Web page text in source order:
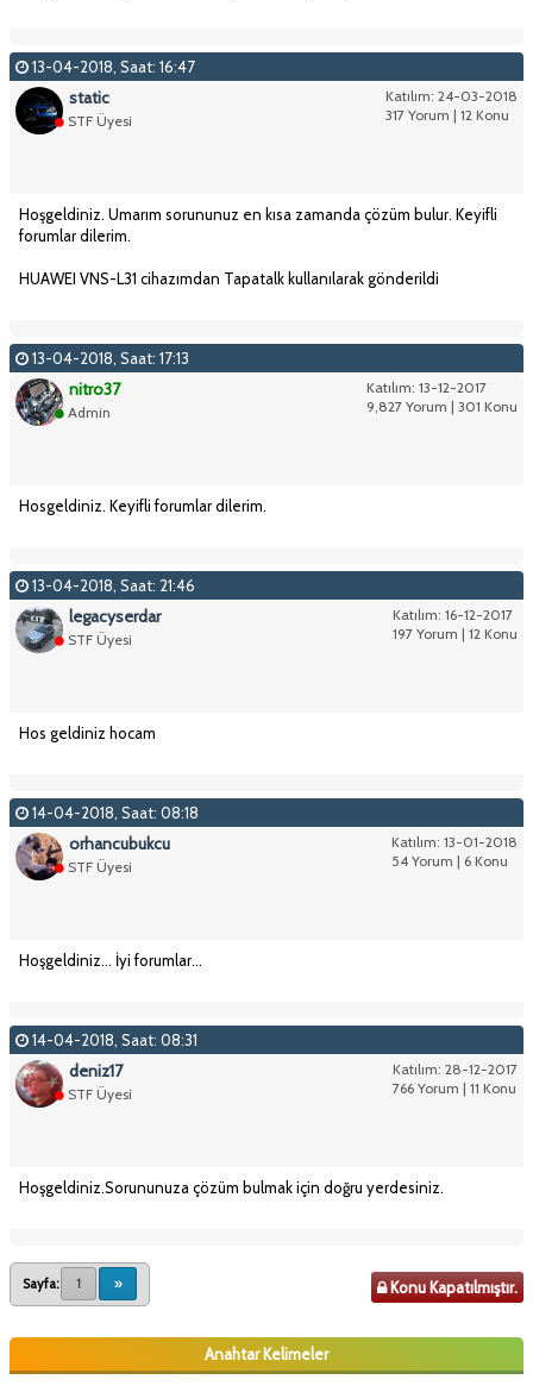
13-04-2018, Saat: 16:47
Katılım: 24-03-2018
317 Yorum | 12 Konu
static
STF Üyesi
Hoşgeldiniz. Umarım sorununuz en kısa zamanda çözüm bulur. Keyifli
forumlar dilerim.
HUAWEI VNS-L31 cihazımdan Tapatalk kullanılarak gönderildi
13-04-2018, Saat: 17:13
Katılım: 13-12-2017
9,827 Yorum | 301 Konu
nitro37
Admin
Hosgeldiniz. Keyifli forumlar dilerim.
13-04-2018, Saat: 21:46
Katılım: 16-12-2017
197 Yorum | 12 Konu
legacyserdar
STF Üyesi
Hos geldiniz hocam
14-04-2018, Saat: 08:18
Katılım: 13-01-2018
54 Yorum | 6 Konu
orhancubukcu
STF Üyesi
Hoşgeldiniz... İyi forumlar...
14-04-2018, Saat: 08:31
Katılım: 28-12-2017
766 Yorum | 11 Konu
deniz17
STF Üyesi
Hoşgeldiniz.Sorununuza çözüm bulmak için doğru yerdesiniz.
Sayfa: 1 » Konu Kapatılmıştır.
Anahtar Kelimeler